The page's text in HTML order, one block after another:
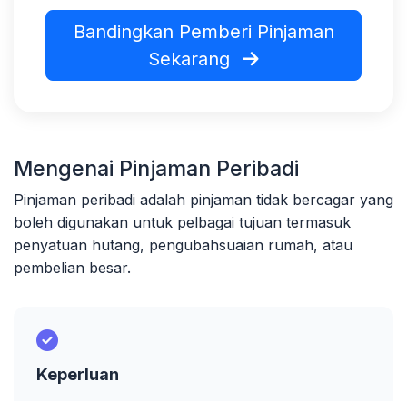
Bandingkan Pemberi Pinjaman
Sekarang
Mengenai Pinjaman Peribadi
Pinjaman peribadi adalah pinjaman tidak bercagar yang
boleh digunakan untuk pelbagai tujuan termasuk
penyatuan hutang, pengubahsuaian rumah, atau
pembelian besar.
Keperluan